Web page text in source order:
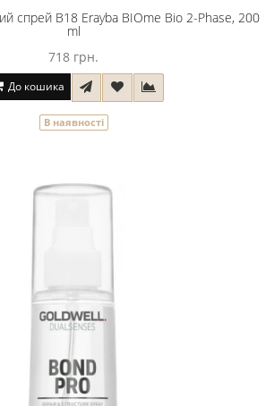
спрей B18 Erayba BIOme Bio 2-Phase, 200
ml
718 грн.
До кошика
В наявності